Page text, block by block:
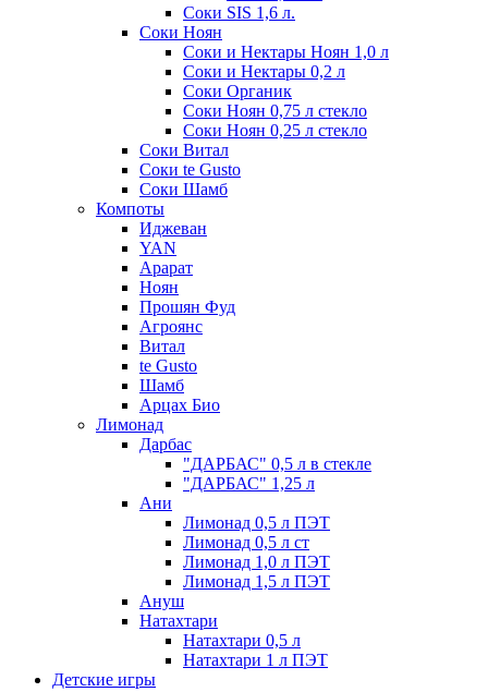
Соки SIS 1,6 л.
Соки Ноян
Соки и Нектары Ноян 1,0 л
Соки и Нектары 0,2 л
Соки Органик
Соки Ноян 0,75 л стекло
Соки Ноян 0,25 л стекло
Соки Витал
Соки te Gusto
Соки Шамб
Компоты
Иджеван
YAN
Арарат
Ноян
Прошян Фуд
Агроянс
Витал
te Gusto
Шамб
Арцах Био
Лимонад
Дарбас
"ДАРБАС" 0,5 л в стекле
"ДАРБАС" 1,25 л
Ани
Лимонад 0,5 л ПЭТ
Лимонад 0,5 л ст
Лимонад 1,0 л ПЭТ
Лимонад 1,5 л ПЭТ
Ануш
Натахтари
Натахтари 0,5 л
Натахтари 1 л ПЭТ
Детские игры